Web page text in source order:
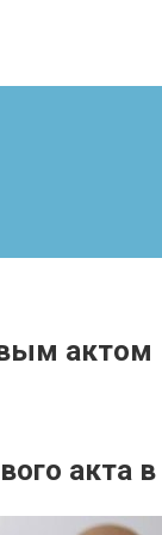
актом
акта